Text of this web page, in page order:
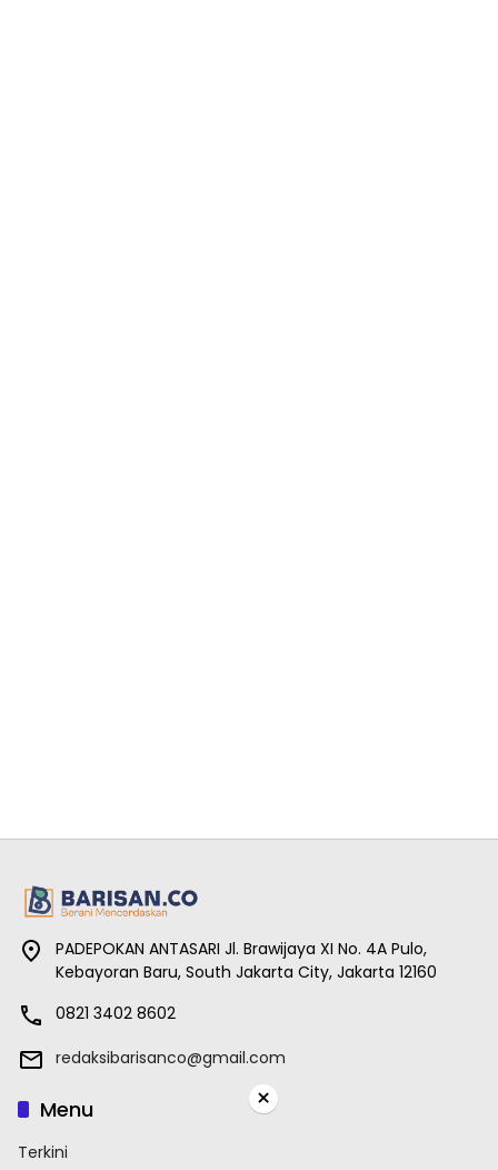
PADEPOKAN ANTASARI Jl. Brawijaya XI No. 4A Pulo,
Kebayoran Baru, South Jakarta City, Jakarta 12160
0821 3402 8602
redaksibarisanco@gmail.com
Menu
Terkini
×